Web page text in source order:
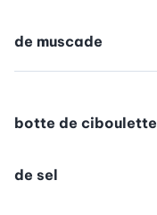
de muscade
botte de ciboulette
de sel